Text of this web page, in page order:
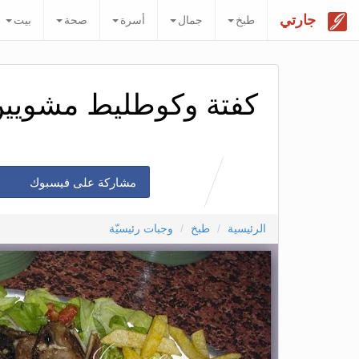
جارتي طبخ جمال أسرة صحة بيت
كفتة وكوطليط
مشاركة على فيسبوك
الرئيسية طبخ وجبات رئيسيّة